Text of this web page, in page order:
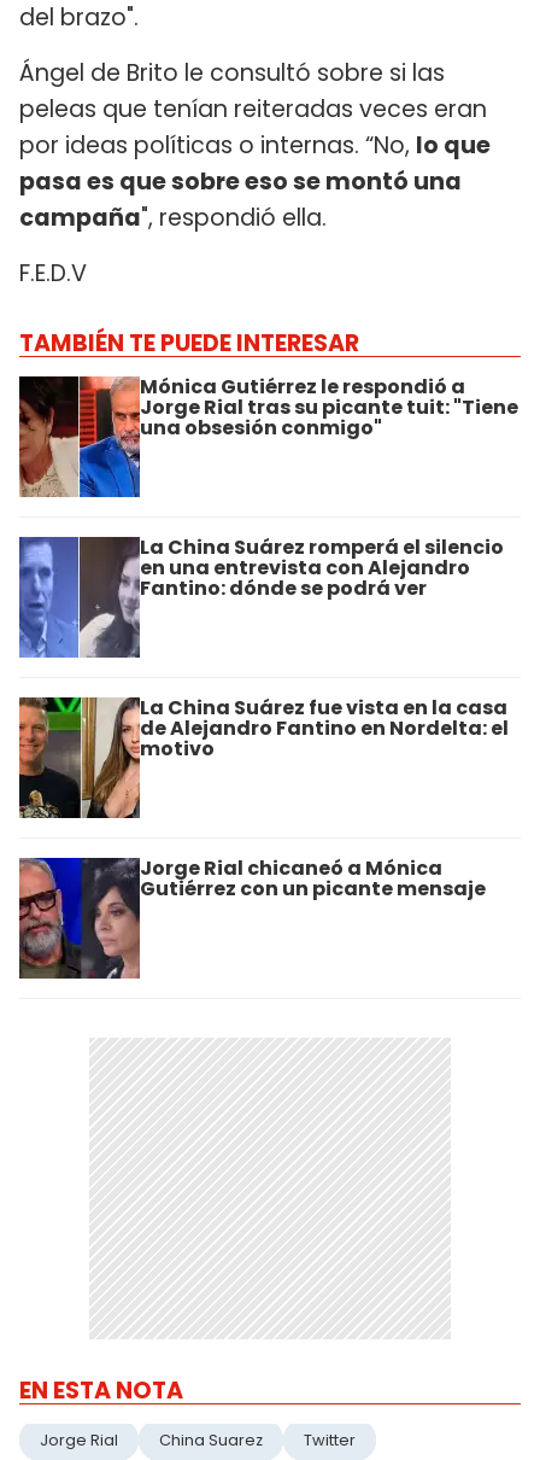
del brazo".
Ángel de Brito le consultó sobre si las
peleas que tenían reiteradas veces eran
por ideas políticas o internas. “No, lo que
pasa es que sobre eso se montó una
campaña", respondió ella.
F.E.D.V
TAMBIÉN TE PUEDE INTERESAR
Mónica Gutiérrez le respondió a
Jorge Rial tras su picante tuit: "Tiene
una obsesión conmigo"
La China Suárez romperá el silencio
en una entrevista con Alejandro
Fantino: dónde se podrá ver
La China Suárez fue vista en la casa
de Alejandro Fantino en Nordelta: el
motivo
Jorge Rial chicaneó a Mónica
Gutiérrez con un picante mensaje
EN ESTA NOTA
Jorge Rial China Suarez Twitter